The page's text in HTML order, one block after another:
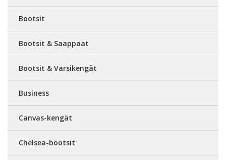
Bootsit
Bootsit & Saappaat
Bootsit & Varsikengät
Business
Canvas-kengät
Chelsea-bootsit